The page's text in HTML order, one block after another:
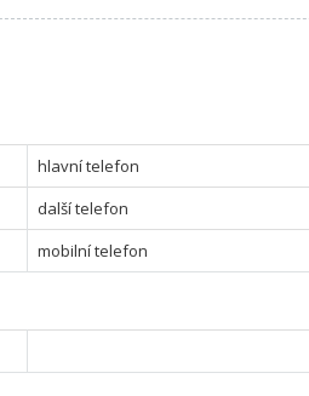
hlavní telefon
další telefon
mobilní telefon